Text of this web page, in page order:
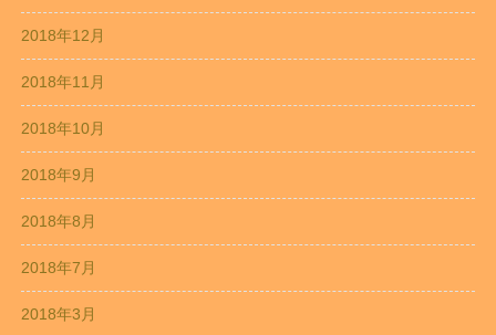
2018年12月
2018年11月
2018年10月
2018年9月
2018年8月
2018年7月
2018年3月